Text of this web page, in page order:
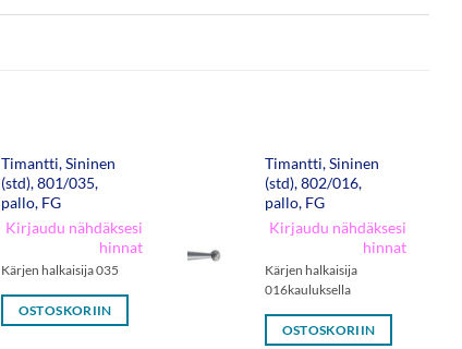
Timantti, Sininen
(std), 801/035,
pallo, FG
Kirjaudu nähdäksesi
hinnat
Kärjen halkaisija 035
OSTOSKORIIN
Timantti, Sininen
(std), 802/016,
pallo, FG
Kirjaudu nähdäksesi
hinnat
Kärjen halkaisija
016kauluksella
OSTOSKORIIN